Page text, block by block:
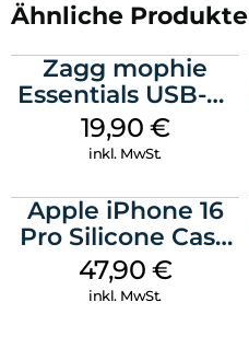
Ähnliche Produkte
Zagg mophie
Essentials USB-C-
20W Charger PD
Weiß
19,90 €
inkl. MwSt.
Apple iPhone 16
Pro Silicone Case
MagSafe Denim
47,90 €
inkl. MwSt.